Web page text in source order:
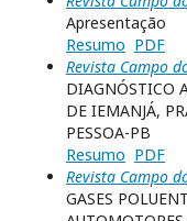
Apresentação
Resumo PDF
Revista Campo
DIAGNÓSTICO
DE IEMANJÁ,
PESSOA-PB
Resumo PDF
Revista Campo
GASES